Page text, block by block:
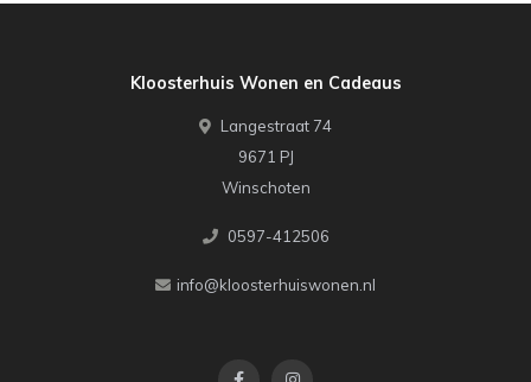
Kloosterhuis Wonen en Cadeaus
Langestraat 74
9671 PJ
Winschoten
0597-412506
info@kloosterhuiswonen.nl